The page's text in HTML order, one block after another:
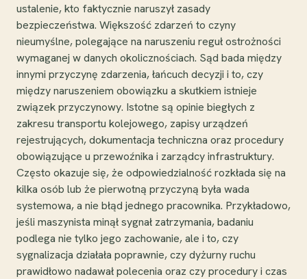
ustalenie, kto faktycznie naruszył zasady
bezpieczeństwa. Większość zdarzeń to czyny
nieumyślne, polegające na naruszeniu reguł ostrożności
wymaganej w danych okolicznościach. Sąd bada między
innymi przyczynę zdarzenia, łańcuch decyzji i to, czy
między naruszeniem obowiązku a skutkiem istnieje
związek przyczynowy. Istotne są opinie biegłych z
zakresu transportu kolejowego, zapisy urządzeń
rejestrujących, dokumentacja techniczna oraz procedury
obowiązujące u przewoźnika i zarządcy infrastruktury.
Często okazuje się, że odpowiedzialność rozkłada się na
kilka osób lub że pierwotną przyczyną była wada
systemowa, a nie błąd jednego pracownika. Przykładowo,
jeśli maszynista minął sygnał zatrzymania, badaniu
podlega nie tylko jego zachowanie, ale i to, czy
sygnalizacja działała poprawnie, czy dyżurny ruchu
prawidłowo nadawał polecenia oraz czy procedury i czas